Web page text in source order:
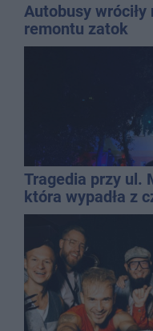
Autobusy
remontu zatok
Tragedia przy ul.
która wypadła z